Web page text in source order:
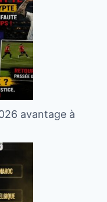
avantage à